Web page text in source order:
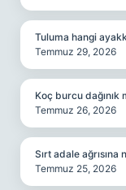
Tuluma hangi
Temmuz 29, 2026
Koç burcu dağınık
Temmuz 26, 2026
Sırt adale ağrısına
Temmuz 25, 2026